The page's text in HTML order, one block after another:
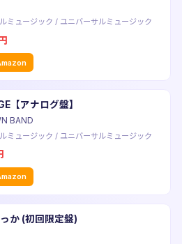
ミュージック / ユニバーサルミュージック
円
【アナログ盤】
BAND
ミュージック / ユニバーサルミュージック
か (初回限定盤)